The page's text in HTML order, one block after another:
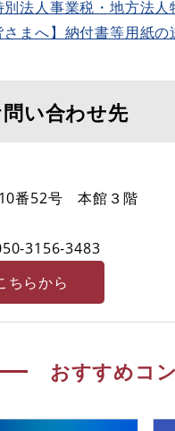
別法人事業税・地方法
さまへ】納付書等用紙
い合わせ先
番52号 本館３階
3156‐3483
ちらから
おすすめコ